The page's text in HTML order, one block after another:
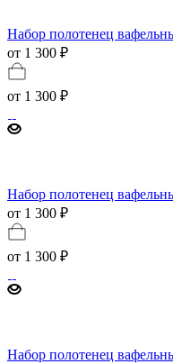
Набор полотенец
от 1 300 ₽
от 1 300 ₽
Набор полотенец
от 1 300 ₽
от 1 300 ₽
Набор полотенец